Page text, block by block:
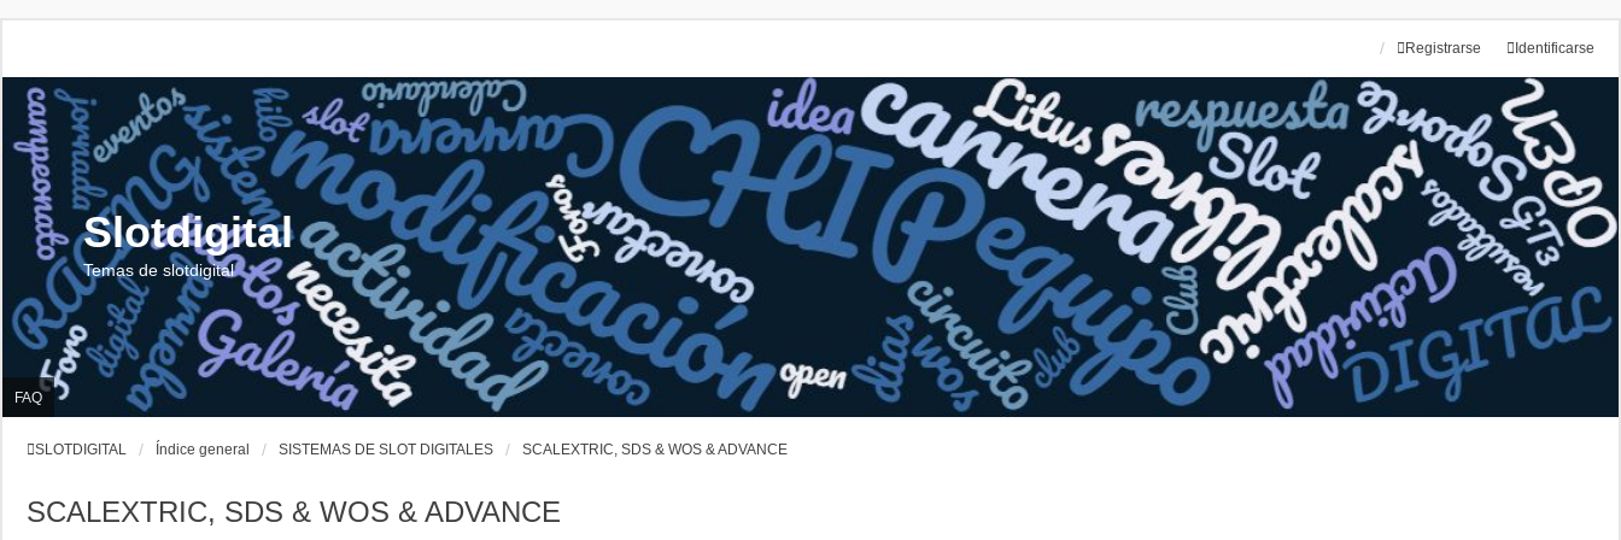
Identificarse
Registrarse
Slotdigital
Temas de slotdigital
FAQ
SLOTDIGITAL Índice general SISTEMAS DE SLOT DIGITALES SCALEXTRIC, SDS & WOS & ADVANCE
SCALEXTRIC, SDS & WOS & ADVANCE